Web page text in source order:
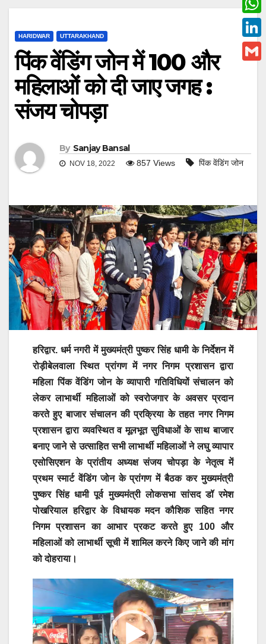
HARIDWAR UTTARAKHAND
पिंक वेंडिंग जोन में 100 और
महिलाओं को दी जाए जगह :
संजय चोपड़ा
By Sanjay Bansal
NOV 18, 2022 857 Views पिंक वेंडिंग जोन
हरिद्वार. धर्म नगरी में मुख्यमंत्री पुष्कर सिंह धामी के निर्देशन में
रोड़ीबेलवाला स्थित प्रांगण में नगर निगम प्रशासन द्वारा
महिला पिंक वेंडिंग जोन के व्यापारी गतिविधियों संचालन को
लेकर लाभार्थी महिलाओं को स्वरोजगार के अवसर प्रदान
करते हुए बाजार संचालन की प्रक्रिया के तहत नगर निगम
प्रशासन द्वारा व्यवस्थित व मूलभूत सुविधाओं के साथ बाजार
बनाए जाने से उत्साहित सभी लाभार्थी महिलाओं ने लघु व्यापार
एसोसिएशन के प्रांतीय अध्यक्ष संजय चोपड़ा के नेतृत्व में
प्रथम स्मार्ट वेंडिंग जोन के प्रांगण में बैठक कर मुख्यमंत्री
पुष्कर सिंह धामी पूर्व मुख्यमंत्री लोकसभा सांसद डॉ रमेश
पोखरियाल हरिद्वार के विधायक मदन कौशिक सहित नगर
निगम प्रशासन का आभार प्रकट करते हुए 100 और
महिलाओं को लाभार्थी सूची में शामिल करने किए जाने की मांग
को दोहराया।
Video
c
e
b
w
i
W
h
a
p
L
I